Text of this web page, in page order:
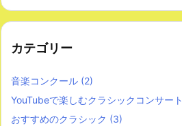
カテゴリー
音楽コンクール (2)
YouTubeで楽しむクラシックコンサート
おすすめのクラシック (3)